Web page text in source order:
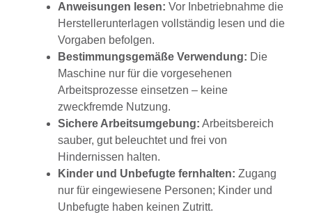
Anweisungen lesen: Vor Inbetriebnahme die
Herstellerunterlagen vollständig lesen und die
Vorgaben befolgen.
Bestimmungsgemäße Verwendung: Die
Maschine nur für die vorgesehenen
Arbeitsprozesse einsetzen – keine
zweckfremde Nutzung.
Sichere Arbeitsumgebung: Arbeitsbereich
sauber, gut beleuchtet und frei von
Hindernissen halten.
Kinder und Unbefugte fernhalten: Zugang
nur für eingewiesene Personen; Kinder und
Unbefugte haben keinen Zutritt.